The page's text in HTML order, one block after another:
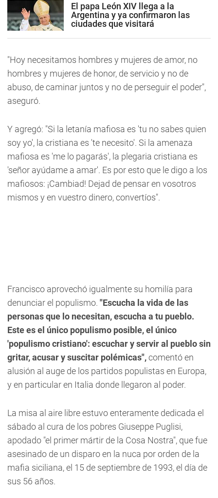
El papa León XIV llega a la
Argentina y ya confirmaron las
ciudades que visitará
"Hoy necesitamos hombres y mujeres de amor, no
hombres y mujeres de honor, de servicio y no de
abuso, de caminar juntos y no de perseguir el poder",
aseguró.
Y agregó: "Si la letanía mafiosa es 'tu no sabes quien
soy yo', la cristiana es 'te necesito'. Si la amenaza
mafiosa es 'me lo pagarás', la plegaria cristiana es
'señor ayúdame a amar'. Es por esto que le digo a los
mafiosos: ¡Cambiad! Dejad de pensar en vosotros
mismos y en vuestro dinero, convertíos".
Francisco aprovechó igualmente su homilía para
denunciar el populismo. "Escucha la vida de las
personas que lo necesitan, escucha a tu pueblo.
Este es el único populismo posible, el único
'populismo cristiano': escuchar y servir al pueblo sin
gritar, acusar y suscitar polémicas",comentó en
alusión al auge de los partidos populistas en Europa,
y en particular en Italia donde llegaron al poder.
La misa al aire libre estuvo enteramente dedicada el
sábado al cura de los pobres Giuseppe Puglisi,
apodado "el primer mártir de la Cosa Nostra", que fue
asesinado de un disparo en la nuca por orden de la
mafia siciliana, el 15 de septiembre de 1993, el día de
sus 56 años.